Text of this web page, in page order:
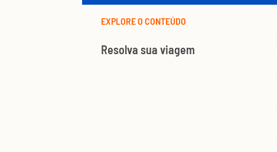
EXPLORE O CONTEÚDO
Resolva sua viagem